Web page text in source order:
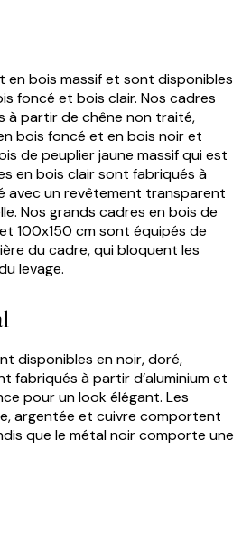
en bois massif et sont disponibles
foncé et bois clair. Nos cadres
à partir de chêne non traité,
bois foncé et en bois noir et
de peuplier jaune massif qui est
en bois clair sont fabriqués à
avec un revêtement transparent
Nos grands cadres en bois de
100x150 cm sont équipés de
du cadre, qui bloquent les
levage.
disponibles en noir, doré,
fabriqués à partir d’aluminium et
pour un look élégant. Les
argentée et cuivre comportent
que le métal noir comporte une